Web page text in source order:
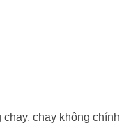
chạy không chính